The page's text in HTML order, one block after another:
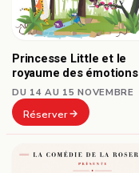
Princesse Little et le
royaume des émotions
DU 14 AU 15 NOVEMBRE
Réserver